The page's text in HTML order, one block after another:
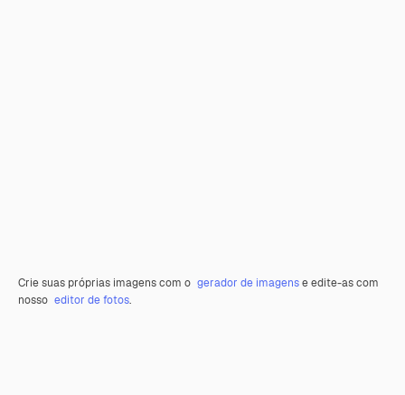
Crie suas próprias imagens com o gerador de imagense edite-as com
nosso editor de fotos.